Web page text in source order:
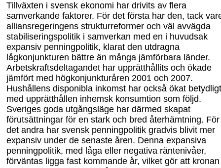
Tillväxten i svensk ekonomi har drivits av flera
samverkande faktorer. För det första har den, tack
alliansregeringens strukturreformer och väl avvägda
stabiliseringspolitik i samverkan med en i huvudsak
expansiv penningpolitik, klarat den utdragna
lågkonjunkturen bättre än många jämförbara länder.
Arbetskraftsdeltagandet har upprätthållits och ökade
jämfört med högkonjunkturåren 2001 och 2007.
Hushållens disponibla inkomst har också ökat
med upprätthållen inhemsk konsumtion som följd.
Sveriges goda utgångsläge har därmed skapat
förutsättningar för en stark och bred återhämtning. För
det andra har svensk penningpolitik gradvis blivit mer
expansiv under de senaste åren. Denna expansiva
penningpolitik, med låga eller negativa räntenivåer,
förväntas ligga fast kommande år, vilket gör att kronan